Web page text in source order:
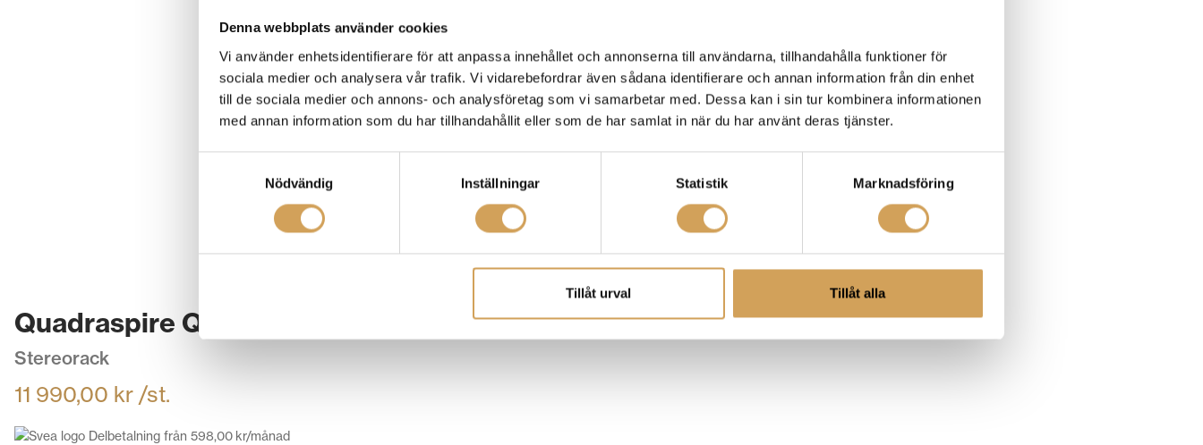
Denna webbplats använder cookies
Vi använder enhetsidentifierare för att anpassa innehållet och annonserna till användarna, tillhandahålla funktioner för
sociala medier och analysera vår trafik. Vi vidarebefordrar även sådana identifierare och annan information från din enhet
till de sociala medier och annons- och analysföretag som vi samarbetar med. Dessa kan i sin tur kombinera informationen
med annan information som du har tillhandahållit eller som de har samlat in när du har använt deras tjänster.
Nödvändig
Inställningar Statistik Marknadsföring
Tillåt urval Tillåt alla
Quadraspire Q4 Evo Wood
Stereorack
11 990,00 kr /st.
Delbetalning från 598,00 kr/månad